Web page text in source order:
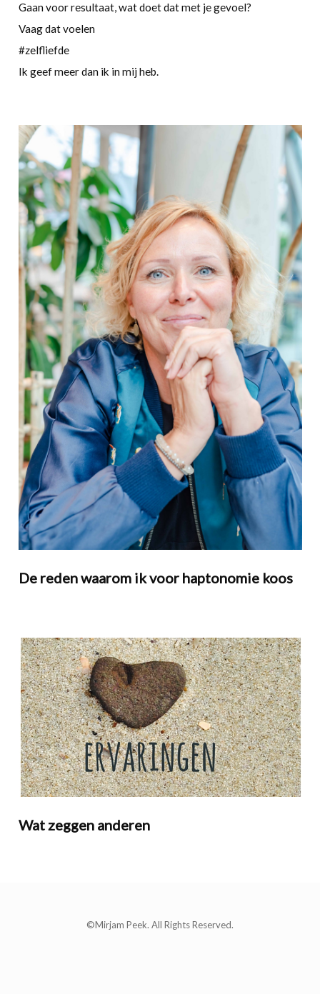
Gaan voor resultaat, wat doet dat met je gevoel?
Vaag dat voelen
#zelfliefde
Ik geef meer dan ik in mij heb.
De reden waarom ik voor haptonomie koos
Wat zeggen anderen
©Mirjam Peek. All Rights Reserved.